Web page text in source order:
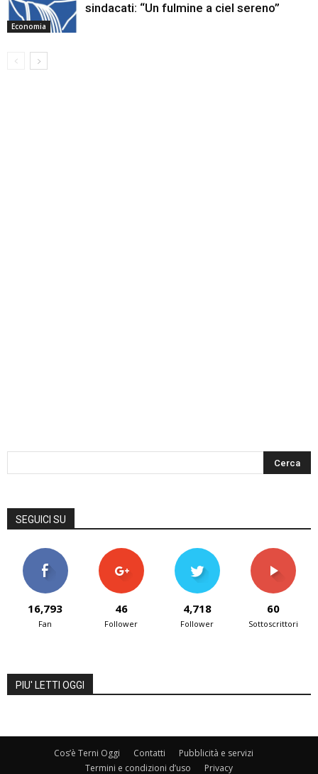
Economia
sindacati: “Un fulmine a ciel sereno”
SEGUICI SU
16,793
Fan
46
Follower
4,718
Follower
60
Sottoscrittori
PIU' LETTI OGGI
Cos’è Terni Oggi Contatti
Pubblicità e servizi
Termini e condizioni d’uso
Privacy